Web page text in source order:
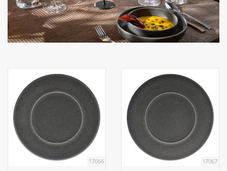
Buffet
Fingerfood
Aufsteller
Bar
Tafeln
Einrichtung
17066 17067